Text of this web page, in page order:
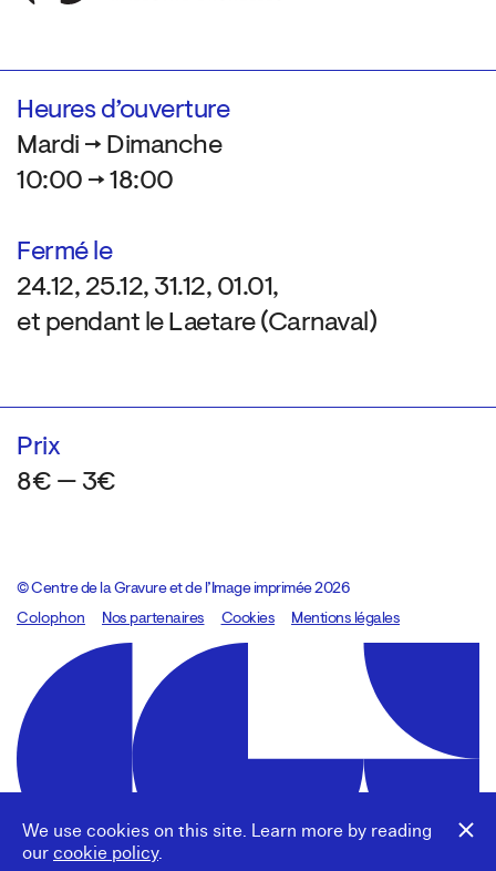
We use cookies on this site. Learn more by reading
our cookie policy.
Heures d’ouverture
Mardi → Dimanche
10:00 → 18:00
Fermé le
24.12, 25.12, 31.12, 01.01,
et pendant le Laetare (Carnaval)
Prix
8€ — 3€
© Centre de la Gravure et de l’Image imprimée 2026
Colophon
Design:Marcel Kaczmarek, code:8080.studio
Nos partenaires Cookies Mentions légales